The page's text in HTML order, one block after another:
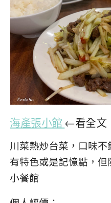
海產張小館 ←看全文
川菜熱炒台菜，口味
有特色或是記憶點，
小餐館